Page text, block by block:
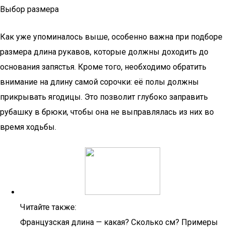
Выбор размера
Как уже упоминалось выше, особенно важна при подборе
размера длина рукавов, которые должны доходить до
основания запястья. Кроме того, необходимо обратить
внимание на длину самой сорочки: её полы должны
прикрывать ягодицы. Это позволит глубоко заправить
рубашку в брюки, чтобы она не выправлялась из них во
время ходьбы.
Читайте также:
Французская длина — какая? Сколько см? Примеры